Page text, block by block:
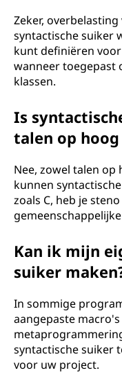
Zeker,
syntactische suiker
kunt definiëren
wanneer toegepast
klassen.
Is
talen op hoog
Nee, zowel talen op
kunnen
zoals C, heb je
Kan ik mijn
suiker
In sommige
aangepaste
syntactische suiker
voor uw project.